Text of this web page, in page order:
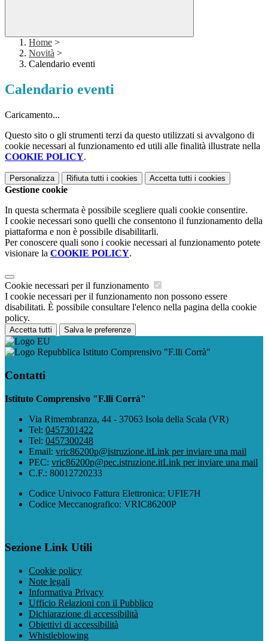
Home >
Novità >
Calendario eventi
Calendario eventi
Caricamento...
Questo sito o gli strumenti terzi da questo utilizzati si avvalgono di
cookie necessari al funzionamento ed utili alle finalità illustrate nella
COOKIE POLICY.
Personalizza Rifiuta tutti i cookies Accetta tutti i cookies
Gestione cookie
In questa schermata è possibile scegliere quali cookie consentire.
I cookie necessari sono quelli che consentono il funzionamento della
piattaforma e non è possibile disabilitarli.
Per conoscere quali sono i cookie necessari al funzionamento potete
visionare la COOKIE POLICY.
Cookie necessari per il funzionamento
I cookie necessari per il funzionamento non possono essere
disabilitati. È possibile consultare l'elenco nella pagina della cookie
policy.
Accetta tutti Salva le preferenze
Istituto Comprensivo "F.lli Corrà"
Contatti
Istituto Comprensivo "F.lli Corrà"
Via Rimembranza, 44 - 37063 Isola della Scala (VR)
Tel: 0457301422
Tel: 0457300248
Email: vric86200p@istruzione.itLink per inviare una mail
PEC: vric86200p@pec.istruzione.itLink per inviare una mail
C.F.: 80012720233
Codice Univoco Fattura Elettronica: UFIE7H
Codice Meccanografico: VRIC86200P
Sezione Link Utili
Cookie policy
Note legali
Informativa Privacy
Ufficio Relazioni con il Pubblico
Dichiarazione di accessibilità
Obiettivi di accessibilità
Whistleblowing